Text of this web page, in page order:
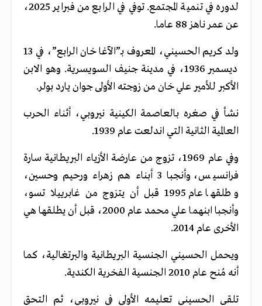
لدوره في تنمية المجتمع. توفي في الرابع من فبراير 2025،
عن عمر ناهز 88 عاما.
ولد كريم الحسيني، المعروف بـ”الآغا خان الرابع”، في 13
ديسمبر 1936، في مدينة جنيف السويسرية. وهو الابن
الأكبر للأمير علي خان من زوجته الأولى جوان يارد بولر.
نشأ في صغره بالعاصمة الكينية نيروبي، أثناء الحرب
العالمية الثانية التي اندلعت عام 1939.
وفي عام 1969، تزوج من عارضة الأزياء البريطانية سارة
فرانسيس، وأنجبا 3 أبناء هم زهراء ورحيم وحسين،
وطلقها عام 1995 قبل أن يتزوج من غابرييلا تسو،
وأنجبا ابنهما علي محمد عام 2000، قبل أن يطلقها هي
الأخرى عام 2014.
ويحمل الحسيني الجنسية البريطانية والبرتغالية، كما
أنه مُنح عام 2010 الجنسية الفخرية الكندية.
تلقى الحسيني تعليمه الأولي في نيروبي، ثم التحق